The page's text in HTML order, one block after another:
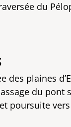
du
des plaines
du pont
poursuite